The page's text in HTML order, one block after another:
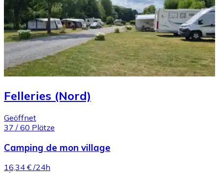
Felleries (Nord)
Geöffnet
37 / 60 Plätze
Camping de mon village
16,34 € /24h